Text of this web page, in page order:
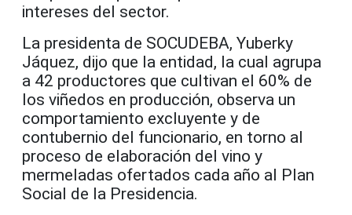
intereses del sector.
La presidenta de SOCUDEBA, Yuberky
Jáquez, dijo que la entidad, la cual agrupa
a 42 productores que cultivan el 60% de
los viñedos en producción, observa un
comportamiento excluyente y de
contubernio del funcionario, en torno al
proceso de elaboración del vino y
mermeladas ofertados cada año al Plan
Social de la Presidencia.